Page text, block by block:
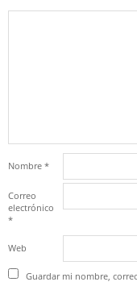
Nombre *
Correo
electrónico
*
Web
Guardar mi nombre,